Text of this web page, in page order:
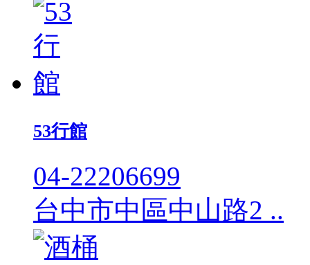
53行館
04-22206699
台中市中區中山路2 ..